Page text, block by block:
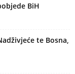
BiH
te Bosna,